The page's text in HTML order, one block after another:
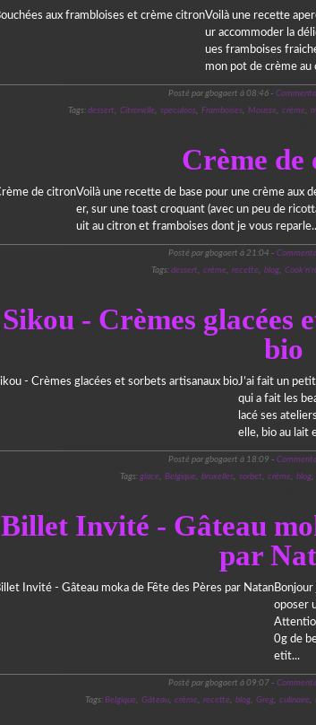
Voilà une recette
ur accommoder la
ues framboises
mon pot de crème au
Posté par gbogaert à 08:46 -
Tags: dessert, Citronelle, speculoos, Framboises, Mousse, crème,
Crème de
Voilà une recette de base pour une crème aux
er, sur une toast croquant (avec un peu de
uit au citron et framboises dont je vous
Posté par gbogaert à 21:04 -
Tags: dessert, crème, recette, blog,
Sikou - Crèmes glacées
bio
J’ai fait un
qui a fait les
lacé ses
elle, bio au lait
Posté par gbogaert à 18:09 -
Tags: glace, Belgique, bruxelles, sorbet, crème, blog,
Billet Invité - Gâteau
par
Bonjour
oposer
0g de
etit...
Posté par gbogaert à 09:07 -
Tags: Belgique, Gâteau, crème, recette, blog, Greg, culinaire,